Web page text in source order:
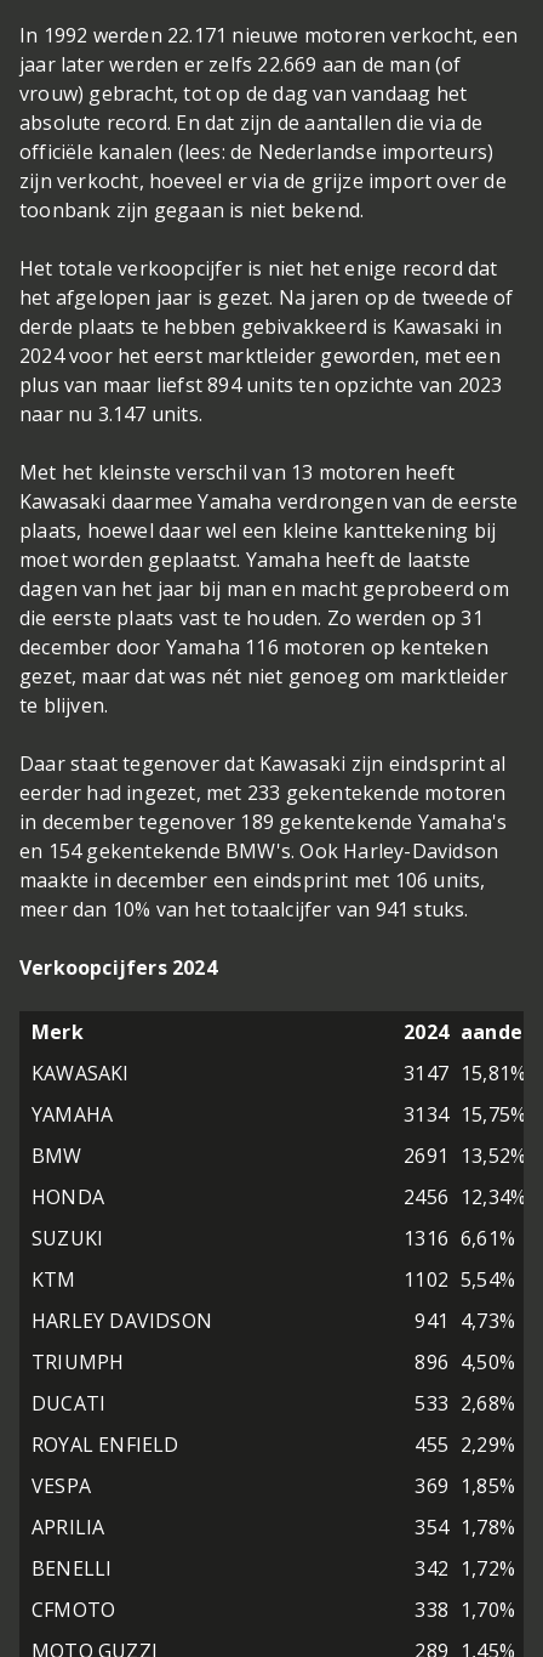
In 1992 werden 22.171 nieuwe motoren verkocht, een
jaar later werden er zelfs 22.669 aan de man (of
vrouw) gebracht, tot op de dag van vandaag het
absolute record. En dat zijn de aantallen die via de
officiële kanalen (lees: de Nederlandse importeurs)
zijn verkocht, hoeveel er via de grijze import over de
toonbank zijn gegaan is niet bekend.
Het totale verkoopcijfer is niet het enige record dat
het afgelopen jaar is gezet. Na jaren op de tweede of
derde plaats te hebben gebivakkeerd is Kawasaki in
2024 voor het eerst marktleider geworden, met een
plus van maar liefst 894 units ten opzichte van 2023
naar nu 3.147 units.
Met het kleinste verschil van 13 motoren heeft
Kawasaki daarmee Yamaha verdrongen van de eerste
plaats, hoewel daar wel een kleine kanttekening bij
moet worden geplaatst. Yamaha heeft de laatste
dagen van het jaar bij man en macht geprobeerd om
die eerste plaats vast te houden. Zo werden op 31
december door Yamaha 116 motoren op kenteken
gezet, maar dat was nét niet genoeg om marktleider
te blijven.
Daar staat tegenover dat Kawasaki zijn eindsprint al
eerder had ingezet, met 233 gekentekende motoren
in december tegenover 189 gekentekende Yamaha's
en 154 gekentekende BMW's. Ook Harley-Davidson
maakte in december een eindsprint met 106 units,
meer dan 10% van het totaalcijfer van 941 stuks.
Verkoopcijfers 2024
Merk 2024 aandeel
KAWASAKI
3147 15,81%
YAMAHA
3134 15,75%
BMW
2691
13,52%
HONDA
2456 12,34%
SUZUKI
1316 6,61%
KTM
1102 5,54%
HARLEY DAVIDSON
941
4,73%
TRIUMPH
896 4,50%
DUCATI
533 2,68%
ROYAL ENFIELD
455 2,29%
VESPA
369 1,85%
APRILIA
354 1,78%
BENELLI
342 1,72%
CFMOTO
338 1,70%
MOTO GUZZI
289 1,45%